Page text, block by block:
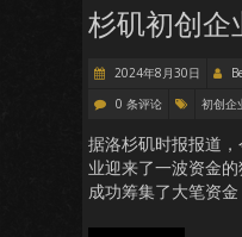
杉矶初创企
2024年8月30日
0 条评论
初创企
据洛杉矶时报报道
业迎来了一波资金
成功筹集了大笔资